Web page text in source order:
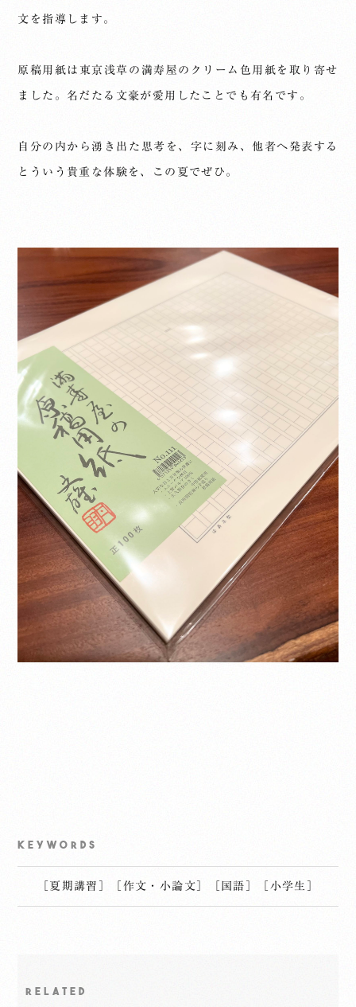
文を指導します。
原稿用紙は東京浅草の満寿屋のクリーム色用紙を取り寄せ
ました。名だたる文豪が愛用したことでも有名です。
自分の内から湧き出た思考を、字に刻み、他者へ発表する
とういう貴重な体験を、この夏でぜひ。
KEYWORDS
夏期講習 作文・小論文 国語 小学生
RELATED